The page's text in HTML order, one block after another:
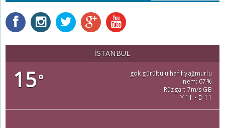
İSTANBUL
15°
gök gürültülü hafif yağmurlu
nem: 67%
Rüzgar: 7m/s GB
Y 11 • D 11